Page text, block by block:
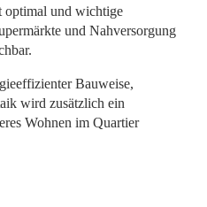
optimal und wichtige
und Nahversorgung
Bauweise,
wird zusätzlich ein
Wohnen im Quartier